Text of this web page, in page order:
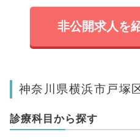
非公開求人を
神奈川県横浜市戸塚
診療科目から探す